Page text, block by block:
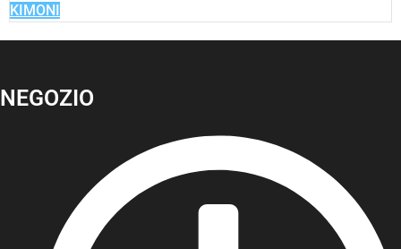
KIMONI
NEGOZIO